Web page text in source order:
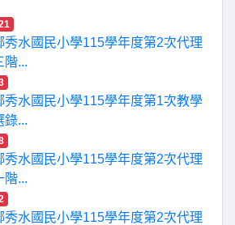
秀水國民小學115學年度第2次代理
階...
秀水國民小學115學年度第1次教學
錄...
秀水國民小學115學年度第2次代理
階...
秀水國民小學115學年度第2次代理